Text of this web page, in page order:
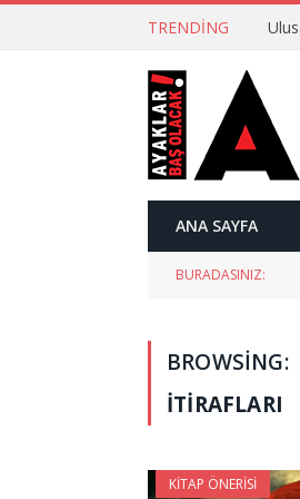
TRENDING
ANA SAYFA
BURADASINIZ:
BROWSING:
İTIRAFLARI
KITAP ÖNERISI